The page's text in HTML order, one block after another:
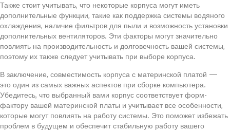
Также стоит учитывать, что некоторые корпуса могут иметь
дополнительные функции, такие как поддержка системы водяного
охлаждения, наличие фильтров для пыли и возможность установки
дополнительных вентиляторов. Эти факторы могут значительно
повлиять на производительность и долговечность вашей системы,
поэтому их также следует учитывать при выборе корпуса.
В заключение, совместимость корпуса с материнской платой —
это один из самых важных аспектов при сборке компьютера.
Убедитесь, что выбранный вами корпус соответствует форм-
фактору вашей материнской платы и учитывает все особенности,
которые могут повлиять на работу системы. Это поможет избежать
проблем в будущем и обеспечит стабильную работу вашего